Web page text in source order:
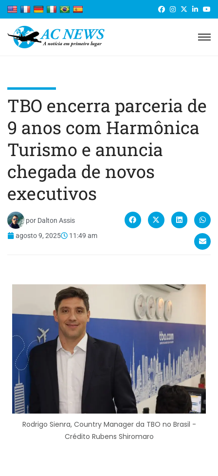
TBO encerra parceria de
9 anos com Harmônica
Turismo e anuncia
chegada de novos
executivos
por Dalton Assis
agosto 9, 2025
11:49 am
Rodrigo Sienra, Country Manager da TBO no Brasil -
Crédito Rubens Shiromaro